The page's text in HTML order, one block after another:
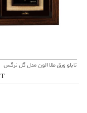
تابلو ورق طلا الون مدل گل نرگس
T